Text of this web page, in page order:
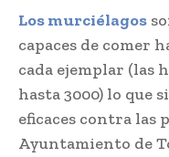
Los murciélagos
capaces de comer
cada ejemplar (las
hasta 3000) lo que
eficaces contra las
Ayuntamiento de